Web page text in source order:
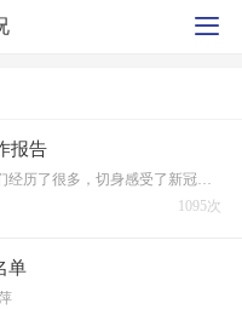
报告
各位同事：2022年，已经过去。这一年，我们经历了很多，切身感受了新冠病毒、完成了第八届理事会的换届工作、看到了国家经济复苏的曙光，还有那些日常工作中的点点滴滴，让我们对2022年形成了深刻的记忆，难以忘却。下面，让我们共同回顾一下2022年的工作，展望一下2023年…
1095次
单